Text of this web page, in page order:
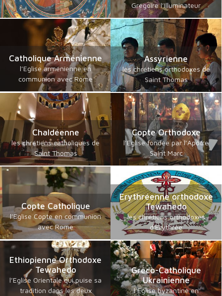
Grégoire l’Illuminateur
Catholique Arménienne
l’Eglise arménienne en
communion avec Rome
Assyrienne
les chrétiens orthodoxes de
Saint Thomas
Chaldéenne
les chrétiens catholiques de
Saint Thomas
Copte Orthodoxe
l’Eglise fondée par l’Apôtre
Saint Marc
Copte Catholique
l’Eglise Copte en communion
avec Rome
Erythréenne orthodoxe
Tewahedo
les chrétiens orthodoxes
d'Erythrée
Ethiopienne Orthodoxe
Tewahedo
l’Eglise Orientale qui puise sa
tradition dans les deux
Gréco-Catholique
Ukrainienne
l’Eglise byzantine en